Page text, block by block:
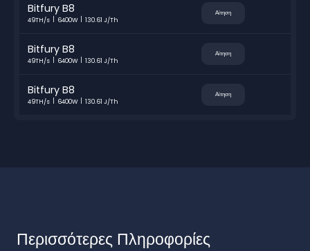
Bitfury B8
49TH/s 6400W 130.61 J/Th
Αίτηση
Bitfury B8
49TH/s 6400W 130.61 J/Th
Αίτηση
Bitfury B8
49TH/s 6400W 130.61 J/Th
Αίτηση
Περισσότερες Πληροφορίες